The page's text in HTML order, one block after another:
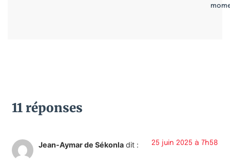
11 réponses
Jean-Aymar de Sékonla dit : 25 juin 2025 à 7h58